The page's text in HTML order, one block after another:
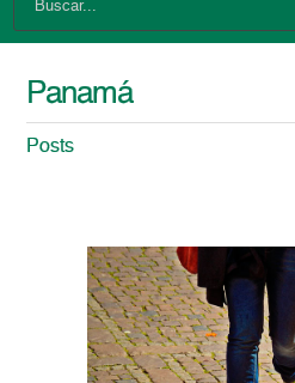
Panamá
Posts